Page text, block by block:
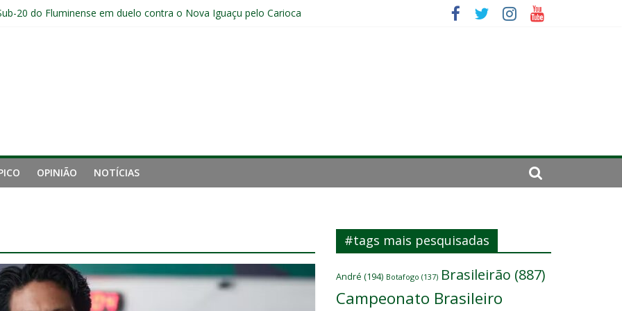
20 do Fluminense em duelo contra o Nova Iguaçu pelo Carioca
tem aproveitamento inferior a 42% contra o Botafogo como visitante
estreia no time principal do New York City
OPINIÃO NOTÍCIAS
#tags mais pesquisadas
André (194) Botafogo (137) Brasileirão (887)
Campeonato Brasileiro